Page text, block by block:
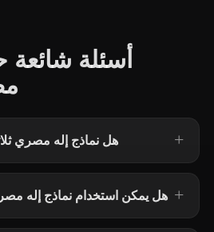
أسئلة شائعة
هل نماذج إله مصري
هل يمكن استخدام نماذج إله مصري